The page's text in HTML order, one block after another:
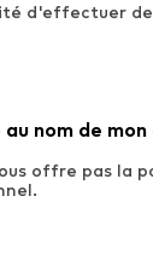
d'effectuer
nom de
offre pas